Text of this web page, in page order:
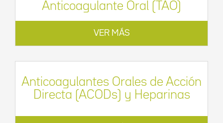
Anticoagulante Oral (TAO)
VER MÁS
Anticoagulantes Orales de Acción
Directa (ACODs) y Heparinas